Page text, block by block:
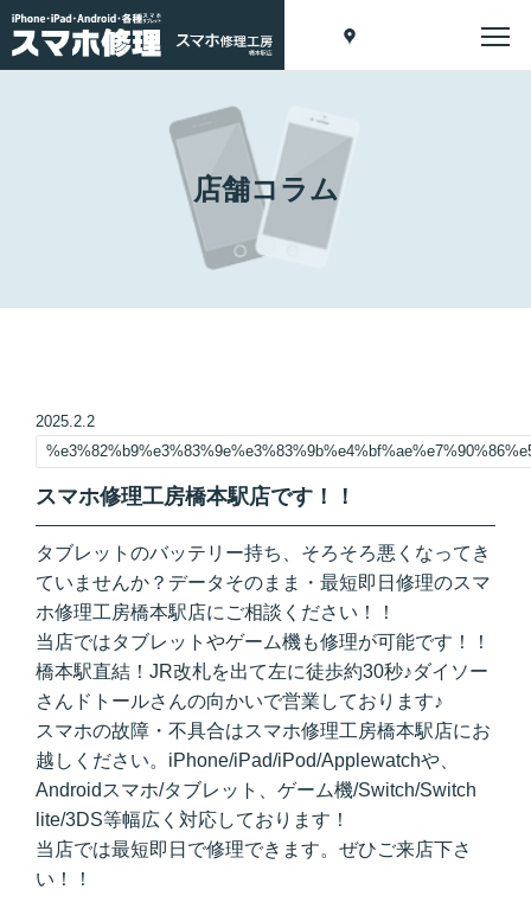
店舗コラム
2025.2.2
スマホ修理工房橋本駅店です！！
タブレットのバッテリー持ち、そろそろ悪くなってき
ていませんか？データそのまま・最短即日修理のスマ
ホ修理工房橋本駅店にご相談ください！！
当店ではタブレットやゲーム機も修理が可能です！！
橋本駅直結！JR改札を出て左に徒歩約30秒♪ダイソー
さんドトールさんの向かいで営業しております♪
スマホの故障・不具合はスマホ修理工房橋本駅店にお
越しください。iPhone/iPad/iPod/Applewatchや、
Androidスマホ/タブレット、ゲーム機/Switch/Switch
lite/3DS等幅広く対応しております！
当店では最短即日で修理できます。ぜひご来店下さ
い！！